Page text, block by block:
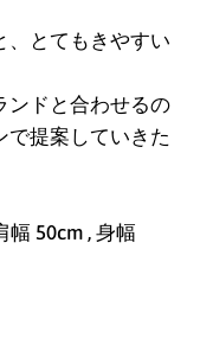
、とてもきやすい
ンドと合わせるの
で提案していきた
幅 50cm , 身幅